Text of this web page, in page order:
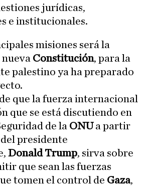
jurídicas,
e institucionales.
misiones será la
Constitución, para la
palestino ya ha preparado
que la fuerza internacional
que se está discutiendo en
de la ONUa partir
presidente
Donald Trump, sirva sobre
que sean las fuerzas
tomen el control de Gaza,